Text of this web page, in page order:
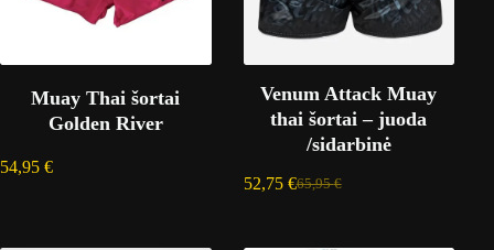
Muay Thai šortai
Golden River
54,95 €
Venum Attack Muay
thai šortai – juoda
/sidarbinė
65,95€
52,75 €